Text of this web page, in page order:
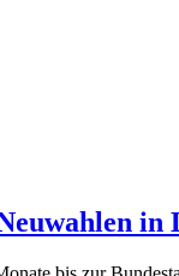
in